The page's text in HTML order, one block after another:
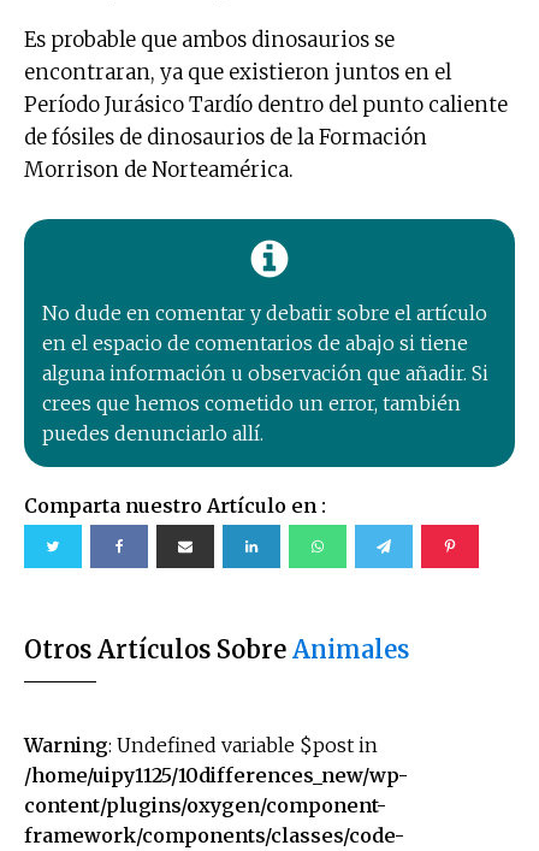
Es probable que ambos dinosaurios se
encontraran, ya que existieron juntos en el
Período Jurásico Tardío dentro del punto caliente
de fósiles de dinosaurios de la Formación
Morrison de Norteamérica.
No dude en comentar y debatir sobre el artículo
en el espacio de comentarios de abajo si tiene
alguna información u observación que añadir. Si
crees que hemos cometido un error, también
puedes denunciarlo allí.
Comparta nuestro Artículo en :
Otros Artículos Sobre Animales
Warning: Undefined variable $post in
/home/uipy1125/10differences_new/wp-
content/plugins/oxygen/component-
framework/components/classes/code-